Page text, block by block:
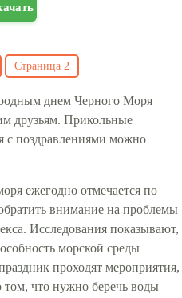
Страница 2
днем Черного Моря
друзьям. Прикольные
с поздравлениями можно
ежегодно отмечается по
внимание на проблемы
Исследования показывают,
морской среды
проходят мероприятия,
что нужно беречь воды